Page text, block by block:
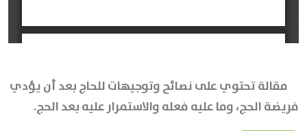
مقالة تحتوي على نصائح وتوجيهات للحاج بعد أن يؤدي
فريضة الحج، وما عليه فعله والاستمرار عليه بعد الحج.